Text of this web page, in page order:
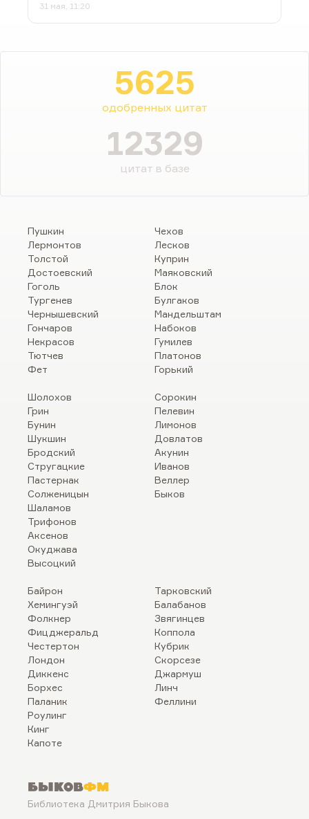
31 мая, 11:20
5625
одобренных цитат
12329
цитат в базе
Пушкин
Лермонтов
Толстой
Достоевский
Гоголь
Тургенев
Чернышевский
Гончаров
Некрасов
Тютчев
Фет
Чехов
Лесков
Куприн
Маяковский
Блок
Булгаков
Мандельштам
Набоков
Гумилев
Платонов
Горький
Шолохов
Грин
Бунин
Шукшин
Бродский
Стругацкие
Пастернак
Солженицын
Шаламов
Трифонов
Аксенов
Окуджава
Высоцкий
Сорокин
Пелевин
Лимонов
Довлатов
Акунин
Иванов
Веллер
Быков
Байрон
Хемингуэй
Фолкнер
Фицджеральд
Честертон
Лондон
Диккенс
Борхес
Паланик
Роулинг
Кинг
Капоте
Тарковский
Балабанов
Звягинцев
Коппола
Кубрик
Скорсезе
Джармуш
Линч
Феллини
БыковФМ
Библиотека Дмитрия Быкова